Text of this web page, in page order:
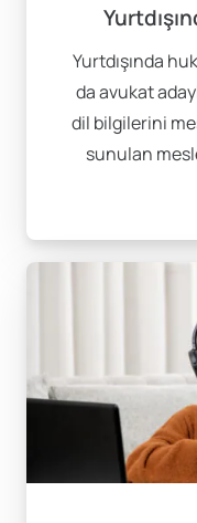
Yurtdışında
da avukat
dil bilgilerini
sunulan